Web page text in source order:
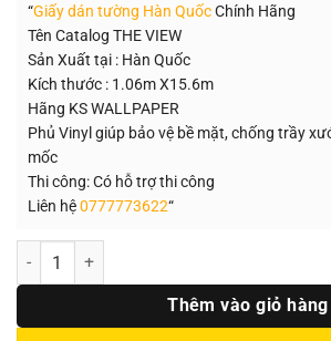
1.500.000₫.
là:
“Giấy dán tường Hàn QuốcChính Hãng
Tên Catalog THE VIEW
Sản Xuất tại : Hàn Quốc
Kích thước : 1.06m X15.6m
Hãng KS WALLPAPER
Phủ Vinyl giúp bảo vệ bề mặt, chống trầy
mốc
Thi công: Có hỗ trợ thi công
Liên hệ0777773622“
Số lượng
Thêm vào giỏ hàng